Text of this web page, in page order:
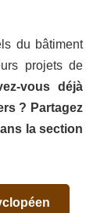
du bâtiment
projets de
vous déjà
? Partagez
la section